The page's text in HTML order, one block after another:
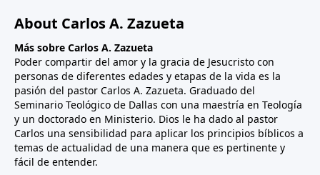
About Carlos A. Zazueta
Más sobre Carlos A. Zazueta
Poder compartir del amor y la gracia de Jesucristo con
personas de diferentes edades y etapas de la vida es la
pasión del pastor Carlos A. Zazueta. Graduado del
Seminario Teológico de Dallas con una maestría en Teología
y un doctorado en Ministerio. Dios le ha dado al pastor
Carlos una sensibilidad para aplicar los principios bíblicos a
temas de actualidad de una manera que es pertinente y
fácil de entender.